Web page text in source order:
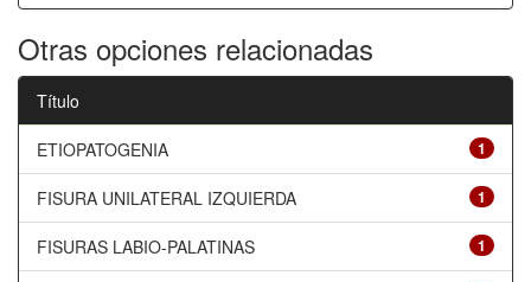
Otras opciones relacionadas
Título
1
ETIOPATOGENIA
1
FISURA UNILATERAL IZQUIERDA
1
FISURAS LABIO-PALATINAS